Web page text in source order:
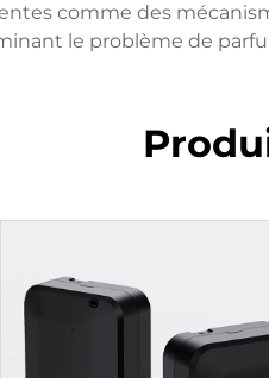
comme des
le problème de